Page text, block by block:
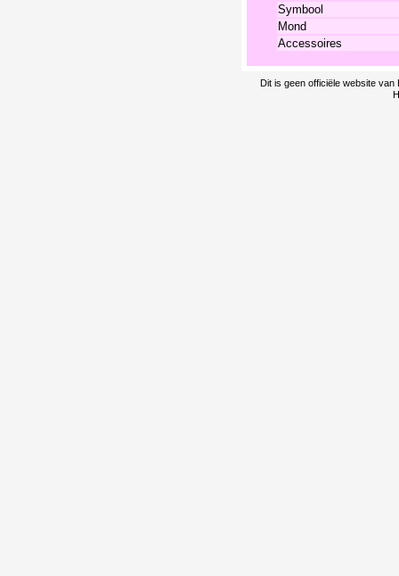
Symbool
Mond
Accessoires
Dit is geen officiële website